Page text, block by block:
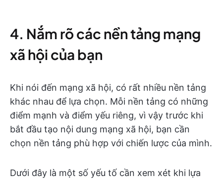
4. Nắm rõ các nền tảng mạng
xã hội của bạn
Khi nói đến mạng xã hội, có rất nhiều nền tảng
khác nhau để lựa chọn. Mỗi nền tảng có những
điểm mạnh và điểm yếu riêng, vì vậy trước khi
bắt đầu tạo nội dung mạng xã hội, bạn cần
chọn nền tảng phù hợp với chiến lược của mình.
Dưới đây là một số yếu tố cần xem xét khi lựa